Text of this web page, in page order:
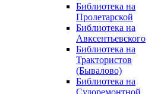
Библиотека на
Пролетарской
Библиотека на
Авксентьевского
Библиотека на
Трактористов
(Бывалово)
Библиотека на
Судоремонтной